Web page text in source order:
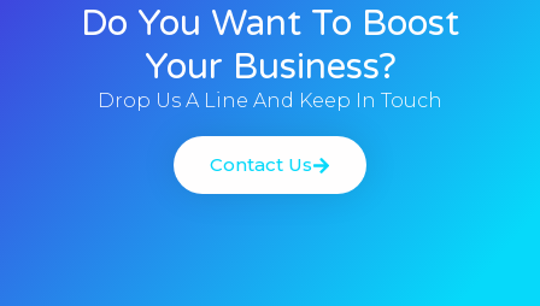
Do You Want To Boost
Your Business?
Drop Us A Line And Keep In Touch
Contact Us